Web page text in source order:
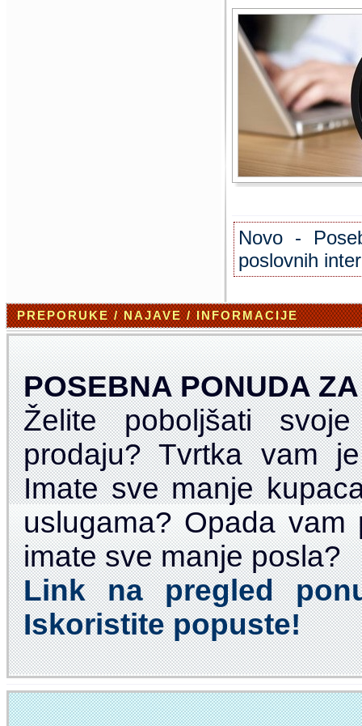
Novo -
poslovnih
PREPORUKE / NAJAVE / INFORMACIJE
POSEBNA PONUDA
Želite poboljšati
prodaju? Tvrtka vam
Imate sve manje
uslugama? Opada
imate sve manje posla?
Link na pregled
Iskoristite popuste!